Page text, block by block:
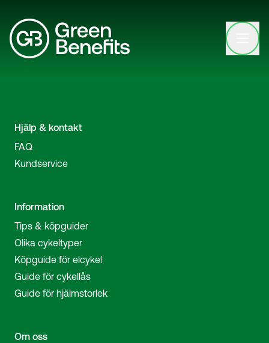
Open
Hjälp & kontakt
FAQ
Kundservice
Information
Tips & köpguider
Olika cykeltyper
Köpguide för elcykel
Guide för cykellås
Guide för hjälmstorlek
Om oss